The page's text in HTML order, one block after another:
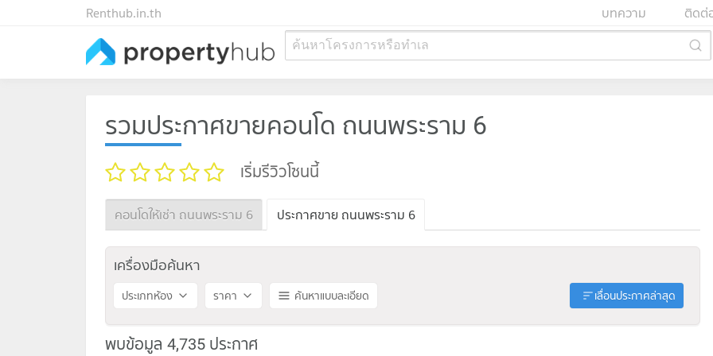
ติดต่
บทความ
Renthub.in.th
ค้นหาโครงการหรือทำเล
รวมประกาศขายคอนโด ถนนพระราม 6
เริ่มรีวิวโซนนี้
คอนโดให้เช่า ถนนพระราม 6 ประกาศขาย ถนนพระราม 6
เครื่องมือค้นหา
ประเภทห้อง ราคา ค้นหาแบบละเอียด เลื่อนประกาศล่าสุด
พบข้อมูล 4,735 ประกาศ